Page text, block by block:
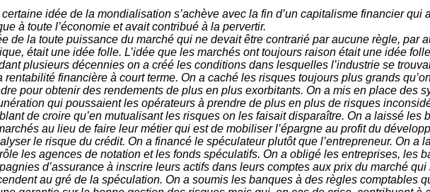
certaine idée de la mondialisation s’achève avec la fin d’un capitalisme financier qui
à toute l’économie et avait contribué à la pervertir.
de la toute puissance du marché qui ne devait être contrarié par aucune règle, par
était une idée folle. L’idée que les marchés ont toujours raison était une idée
plusieurs décennies on a créé les conditions dans lesquelles l’industrie se
rentabilité financière à court terme. On a caché les risques toujours plus grands
pour obtenir des rendements de plus en plus exorbitants. On a mis en place des
qui poussaient les opérateurs à prendre de plus en plus de risques
de croire qu’en mutualisant les risques on les faisait disparaître. On a laissé les
au lieu de faire leur métier qui est de mobiliser l’épargne au profit du
le risque du crédit. On a financé le spéculateur plutôt que l’entrepreneur. On a
les agences de notation et les fonds spéculatifs. On a obligé les entreprises, les
d’assurance à inscrire leurs actifs dans leurs comptes aux prix du marché qui
au gré de la spéculation. On a soumis les banques à des règles comptables